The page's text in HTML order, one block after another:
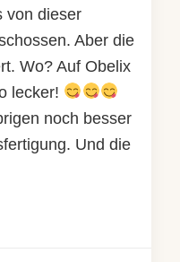
von dieser
Aber die
Wo? Auf Obelix
lecker!
noch besser
Und die